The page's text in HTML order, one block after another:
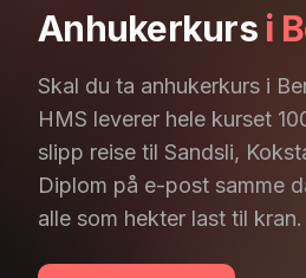
Anhukerkurs i
Skal du ta anhukerkurs i
HMS leverer hele kurset
slipp reise til Sandsli,
Diplom på e-post samme
alle som hekter last til kran.